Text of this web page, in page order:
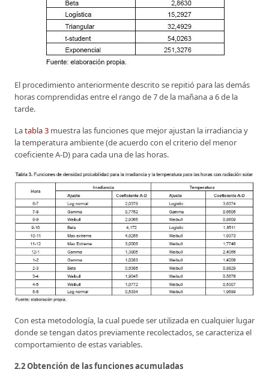
El procedimiento anteriormente descrito se repitió para las demás
horas comprendidas entre el rango de 7 de la mañana a 6 de la
tarde.
Latabla 3 muestra las funciones que mejor ajustan la irradiancia y
la temperatura ambiente (de acuerdo con el criterio del menor
coeficiente A-D) para cada una de las horas.
Con esta metodología, la cual puede ser utilizada en cualquier lugar
donde se tengan datos previamente recolectados, se caracteriza el
comportamiento de estas variables.
2.2 Obtención de las funciones acumuladas